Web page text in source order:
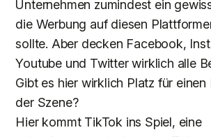
Unternehmen zumindest ein
die Werbung auf diesen
sollte. Aber decken Facebook,
Youtube und Twitter wirklich alle
Gibt es hier wirklich Platz für
der Szene?
Hier kommt TikTok ins Spiel, eine